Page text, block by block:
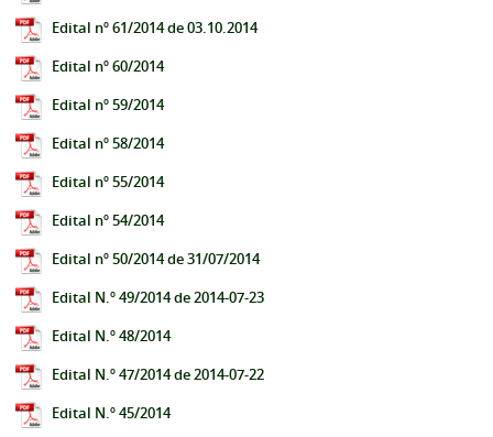
Edital nº 61/2014 de 03.10.2014
Edital nº 60/2014
Edital nº 59/2014
Edital nº 58/2014
Edital nº 55/2014
Edital nº 54/2014
Edital nº 50/2014 de 31/07/2014
Edital N.º 49/2014 de 2014-07-23
Edital N.º 48/2014
Edital N.º 47/2014 de 2014-07-22
Edital N.º 45/2014